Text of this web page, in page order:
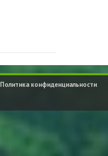
Политика конфиденциальности